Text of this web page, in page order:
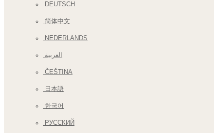
DEUTSCH
简体中文
NEDERLANDS
العربية
ČEŠTINA
日本語
한국어
РУССКИЙ